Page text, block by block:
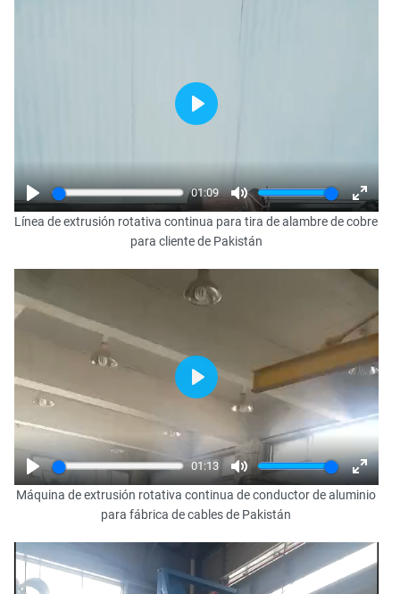
Play
01:09
Mute
Enter
Play
Línea de extrusión rotativa continua para tira de alambre de cobre
para cliente de Pakistán
Play
01:13
Mute
Enter
Play
Máquina de extrusión rotativa continua de conductor de aluminio
para fábrica de cables de Pakistán